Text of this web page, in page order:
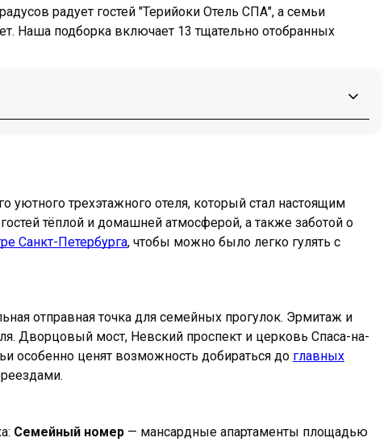
радует гостей "Терийоки Отель СПА", а семьи
Наша подборка включает 13 тщательно отобранных
трехэтажного отеля, который стал настоящим
тёплой и домашней атмосферой, а также заботой о
Санкт-Петербурга, чтобы можно было легко гулять с
отправная точка для семейных прогулок. Эрмитаж и
Дворцовый мост, Невский проспект и церковь Спаса-на-
особенно ценят возможность добираться до главных
Семейный номер — мансардные апартаменты площадью